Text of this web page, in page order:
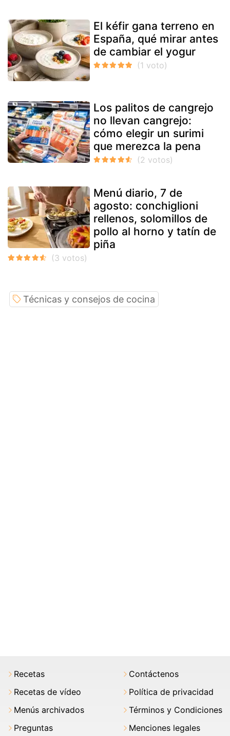
El kéfir gana terreno en
España, qué mirar antes
de cambiar el yogur
Los palitos de cangrejo
no llevan cangrejo:
cómo elegir un surimi
que merezca la pena
Menú diario, 7 de
agosto: conchiglioni
rellenos, solomillos de
pollo al horno y tatín de
piña
Técnicas y consejos de cocina
Recetas
Recetas de vídeo
Menús archivados
Preguntas
Contáctenos
Política de privacidad
Términos y Condiciones
Menciones legales